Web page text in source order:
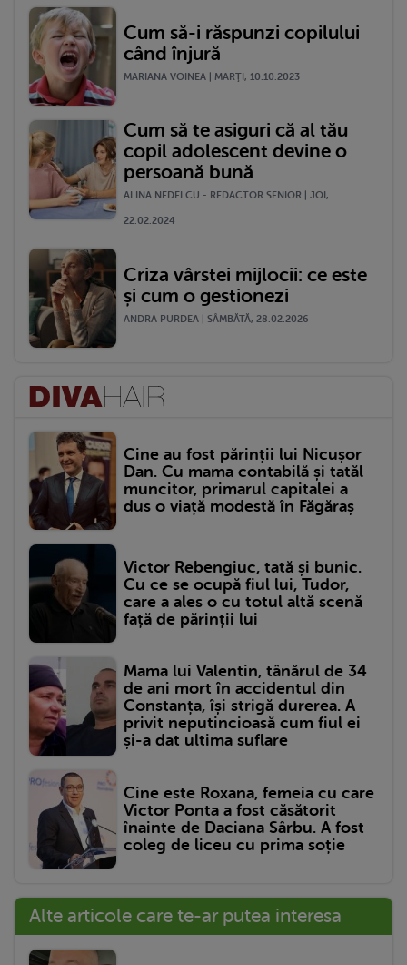
Cum să-i răspunzi copilului
când înjură
MARIANA VOINEA | MARŢI, 10.10.2023
Cum să te asiguri că al tău
copil adolescent devine o
persoană bună
ALINA NEDELCU - REDACTOR SENIOR | JOI,
22.02.2024
Criza vârstei mijlocii: ce este
și cum o gestionezi
ANDRA PURDEA | SÂMBĂTĂ, 28.02.2026
Cine au fost părinții lui Nicușor
Dan. Cu mama contabilă și tatăl
muncitor, primarul capitalei a
dus o viață modestă în Făgăraș
Victor Rebengiuc, tată și bunic.
Cu ce se ocupă fiul lui, Tudor,
care a ales o cu totul altă scenă
față de părinții lui
Mama lui Valentin, tânărul de 34
de ani mort în accidentul din
Constanța, își strigă durerea. A
privit neputincioasă cum fiul ei
și-a dat ultima suflare
Cine este Roxana, femeia cu care
Victor Ponta a fost căsătorit
înainte de Daciana Sârbu. A fost
coleg de liceu cu prima soție
Alte articole care te-ar putea interesa